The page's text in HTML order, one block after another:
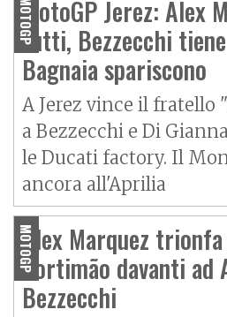
MOTOGP
MotoGP Jerez: Alex
tutti, Bezzecchi
Bagnaia spariscono
A Jerez vince il
a Bezzecchi e Di
le Ducati factory. Il
ancora all'Aprilia
MOTOGP
Alex Marquez
Portimão davanti ad
Bezzecchi